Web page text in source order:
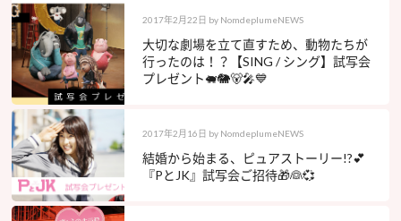
2017年2月22日 by NomdeplumeNEWS
大切な劇場を立て直すため、動物たちが
行ったのは！？【SING / シング】試写会
プレゼント🐖🐘🐻🎤💙
2017年2月16日 by NomdeplumeNEWS
結婚から始まる、ピュアストーリー!?💕
『PとJK』試写会ご招待🎁👰💞